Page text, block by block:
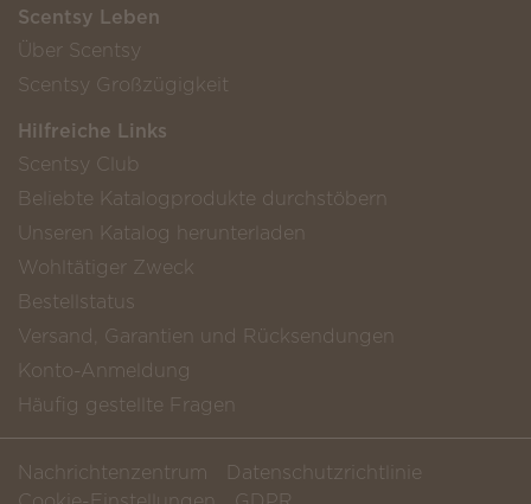
Scentsy Leben
Über Scentsy
Scentsy Großzügigkeit
Hilfreiche Links
Scentsy Club
Beliebte Katalogprodukte durchstöbern
Unseren Katalog herunterladen
Wohltätiger Zweck
Bestellstatus
Versand, Garantien und Rücksendungen
Konto-Anmeldung
Häufig gestellte Fragen
Nachrichtenzentrum
Datenschutzrichtlinie